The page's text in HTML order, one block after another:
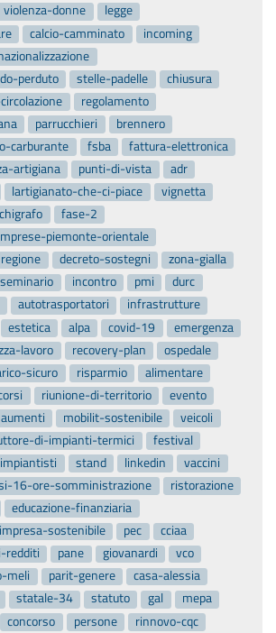
violenza-donne
legge
calcio-camminato
incoming
perduto
stelle-padelle
chiusura
regolamento
parrucchieri
brennero
carburante fsba
fattura-elettronica
artigiana
punti-di-vista
adr
lartigianato-che-ci-piace
vignetta
fase-2
piemonte-orientale
regione decreto-sostegni
zona-gialla
seminario incontro pmi
durc
autotrasportatori
infrastrutture
estetica alpa covid-19
emergenza
lavoro recovery-plan
ospedale
sicuro risparmio
alimentare
riunione-di-territorio
evento
aumenti mobilit-sostenibile
veicoli
di-impianti-termici
festival
impiantisti stand linkedin
vaccini
16-ore-somministrazione
ristorazione
educazione-finanziaria
sostenibile
pec
cciaa
redditi
pane giovanardi
vco
meli parit-genere
casa-alessia
statale-34 statuto gal
mepa
concorso persone
rinnovo-cqc